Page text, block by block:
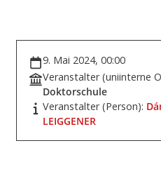
9. Mai 2024, 00:00
Veranstalter (uniinterne
Doktorschule
Veranstalter (Person):
LEIGGENER